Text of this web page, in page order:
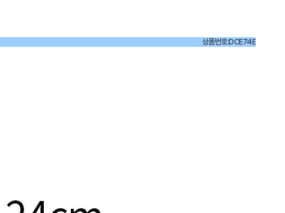
상품번호:DCE74E